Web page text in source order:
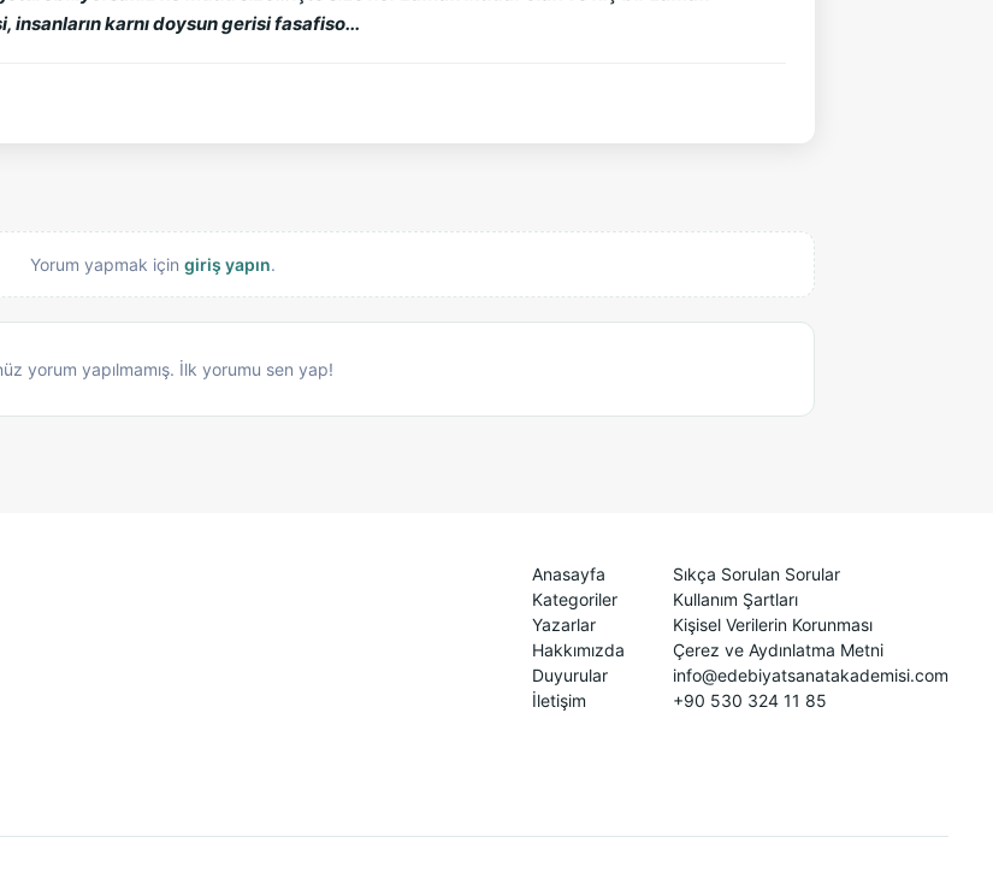
karnı doysun gerisi fasafiso...
Yorum yapmak için giriş yapın.
yorum yapılmamış. İlk yorumu sen yap!
Anasayfa
Kategoriler
Yazarlar
Hakkımızda
Duyurular
İletişim
Sıkça Sorulan Sorular
Kullanım Şartları
Kişisel Verilerin Korunması
Çerez ve Aydınlatma Metni
info@edebiyatsanatakademisi.com
+90 530 324 11 85